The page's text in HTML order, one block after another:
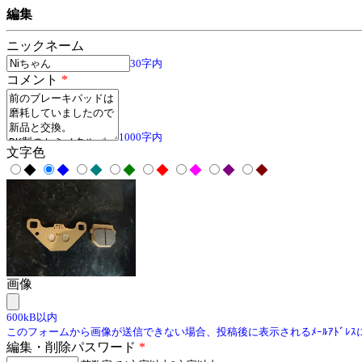
編集
ニックネーム
30字内
コメント *
1000字内
文字色
◆
◆ ◆ ◆ ◆ ◆ ◆ ◆
画像
600kB以内
このフォームから画像が送信できない場合、投稿後に表示されるﾒｰﾙｱﾄﾞﾚ
編集・削除パスワード *